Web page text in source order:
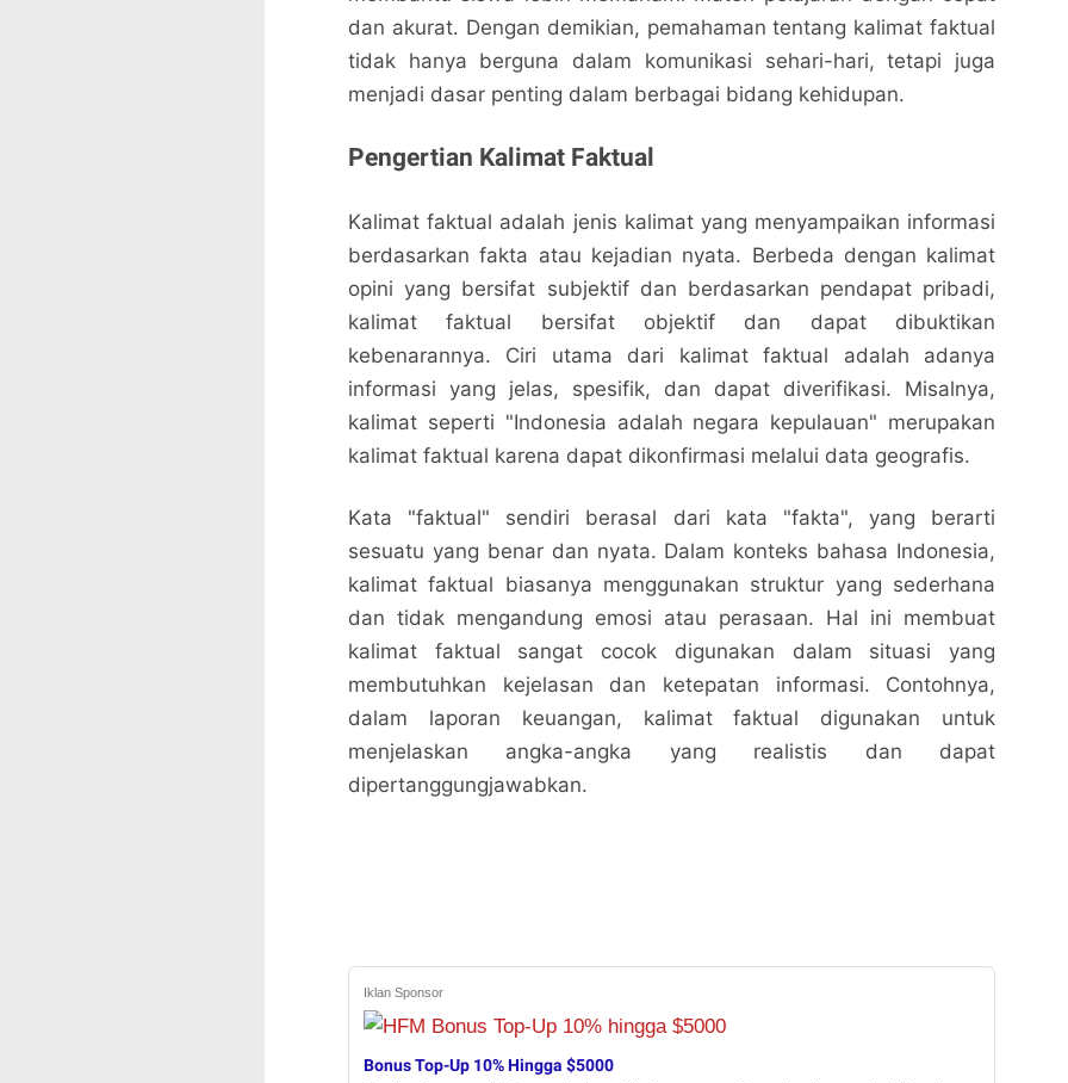
dan akurat. Dengan demikian, pemahaman tentang kalimat faktual
tidak hanya berguna dalam komunikasi sehari-hari, tetapi juga
menjadi dasar penting dalam berbagai bidang kehidupan.
Pengertian Kalimat Faktual
Kalimat faktual adalah jenis kalimat yang menyampaikan informasi
berdasarkan fakta atau kejadian nyata. Berbeda dengan kalimat
opini yang bersifat subjektif dan berdasarkan pendapat pribadi,
kalimat faktual bersifat objektif dan dapat dibuktikan
kebenarannya. Ciri utama dari kalimat faktual adalah adanya
informasi yang jelas, spesifik, dan dapat diverifikasi. Misalnya,
kalimat seperti "Indonesia adalah negara kepulauan" merupakan
kalimat faktual karena dapat dikonfirmasi melalui data geografis.
Kata "faktual" sendiri berasal dari kata "fakta", yang berarti
sesuatu yang benar dan nyata. Dalam konteks bahasa Indonesia,
kalimat faktual biasanya menggunakan struktur yang sederhana
dan tidak mengandung emosi atau perasaan. Hal ini membuat
kalimat faktual sangat cocok digunakan dalam situasi yang
membutuhkan kejelasan dan ketepatan informasi. Contohnya,
dalam laporan keuangan, kalimat faktual digunakan untuk
menjelaskan angka-angka yang realistis dan dapat
dipertanggungjawabkan.
Iklan Sponsor
Bonus Top-Up 10% Hingga $5000